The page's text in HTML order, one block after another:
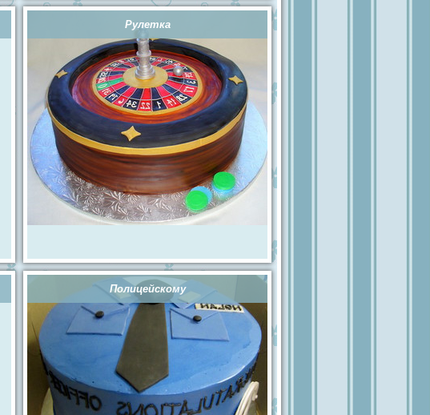
Рулетка
Полицейскому